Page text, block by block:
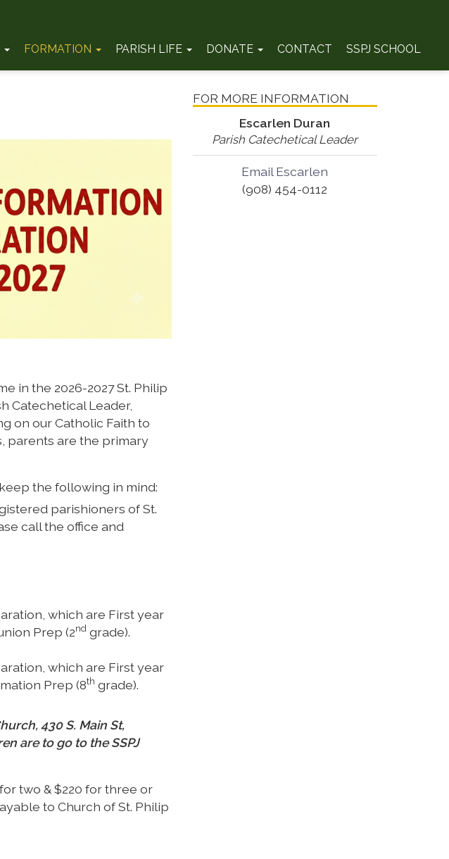
FORMATION PARISH LIFE DONATE CONTACT SSPJ SCHOOL
in the 2026-2027 St. Philip
Catechetical Leader,
on our Catholic Faith to
parents are the primary
the following in mind:
parishioners of St.
call the office and
which are First year
Prep (2nd grade).
which are First year
Prep (8th grade).
430 S. Main St,
are to go to the SSPJ
two & $220 for three or
to Church of St. Philip
FOR MORE INFORMATION
Escarlen Duran
Parish Catechetical Leader
Email Escarlen
(908) 454-0112